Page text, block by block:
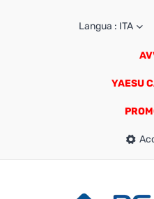
Langua : ITA
YAESU